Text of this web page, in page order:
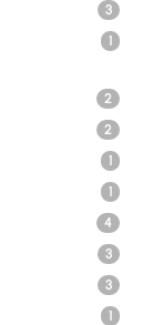
3
1
2
2
1
1
4
3
3
1